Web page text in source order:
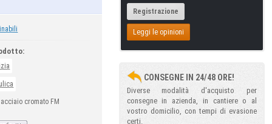
cromato FM
Registrazione
Leggi le opinioni
CONSEGNE IN 24/48 ORE!
Diverse modalità d'acquisto per
consegne in azienda, in cantiere o al
vostro domicilio, con tempi di evasione
certi.